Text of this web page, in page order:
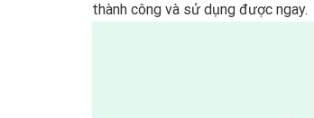
thành công và sử dụng được ngay.